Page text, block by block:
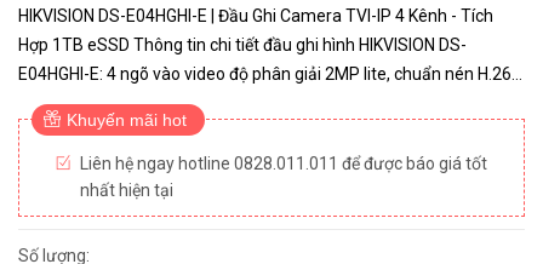
HIKVISION DS-E04HGHI-E | Đầu Ghi Camera TVI-IP 4 Kênh - Tích
Hợp 1TB eSSD Thông tin chi tiết đầu ghi hình HIKVISION DS-
E04HGHI-E: 4 ngõ vào video độ phân giải 2MP lite, chuẩn nén H.265
Pro/H.265 Hỗ trợ thêm 1 camera IP độ phân giải lên đến 1080p ...
Khuyến mãi hot
Liên hệ ngay hotline 0828.011.011 để được báo giá tốt
nhất hiện tại
Số lượng: